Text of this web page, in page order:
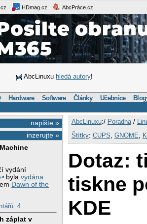
HDmag.cz AbcPráce.cz
AbcLinuxu hledá autory!
Hardware Software Články Učebnice
napište »
inzerujte »
vydání
bylavydána
Dawn of the
4
záplat v
AbcLinuxu:/ Poradna/
Štítky: CUPS GNOME
Dotaz:
tiskne
KDE